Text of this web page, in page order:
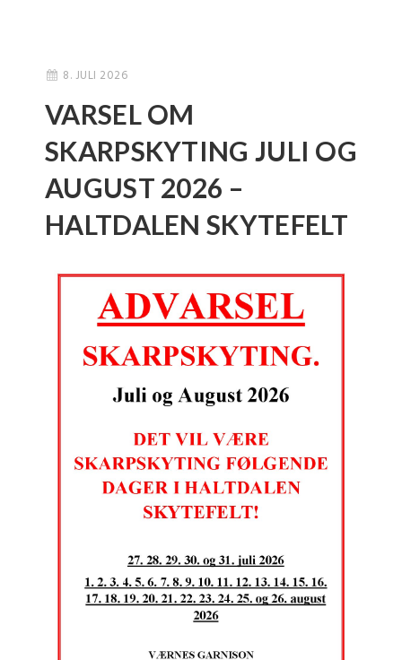
8. JULI 2026
VARSEL OM
SKARPSKYTING JULI OG
AUGUST 2026 –
HALTDALEN SKYTEFELT